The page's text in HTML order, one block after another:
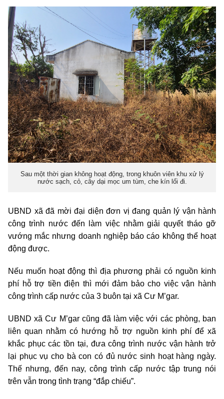
Sau một thời gian không hoạt động, trong khuôn viên khu xử lý
nước sạch, cỏ, cây dại mọc um tùm, che kín lối đi.
UBND xã đã mời đại diện đơn vị đang quản lý vận hành
công trình nước đến làm việc nhằm giải quyết tháo gỡ
vướng mắc nhưng doanh nghiệp báo cáo không thể hoạt
động được.
Nếu muốn hoạt động thì địa phương phải có nguồn kinh
phí hỗ trợ tiền điện thì mới đảm bảo cho việc vận hành
công trình cấp nước của 3 buôn tại xã Cư M’gar.
UBND xã Cư M’gar cũng đã làm việc với các phòng, ban
liên quan nhằm có hướng hỗ trợ nguồn kinh phí để xã
khắc phục các tồn tại, đưa công trình nước vận hành trở
lại phục vụ cho bà con có đủ nước sinh hoạt hàng ngày.
Thế nhưng, đến nay, công trình cấp nước tập trung nói
trên vẫn trong tình trạng “đắp chiếu”.